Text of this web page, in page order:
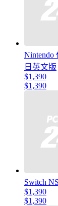
Nintendo
日英文版
$1,390
$1,390
Switch
$1,390
$1,390